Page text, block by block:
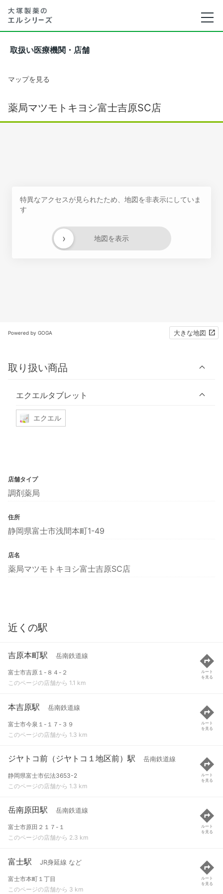
取扱い医療機関・店舗
マップを見る
薬局マツモトキヨシ富士吉原SC店
特異なアクセスが見られたため、地図を非表示にしていま
す
地図を表示
›
Powered by GOGA 大きな地図
取り扱い商品
エクエルタブレット
エクエル
店舗タイプ
調剤薬局
住所
静岡県富士市浅間本町1-49
店名
薬局マツモトキヨシ富士吉原SC店
近くの駅
吉原本町駅 岳南鉄道線
富士市吉原１-８４-２
このページの店舗から 1.1 km
ルート
を見る
本吉原駅 岳南鉄道線
富士市今泉１-１７-３９
このページの店舗から 1.3 km
ルート
を見る
ジヤトコ前（ジヤトコ１地区前）駅 岳南鉄道線
静岡県富士市伝法3653-2
このページの店舗から 1.3 km
ルート
を見る
岳南原田駅 岳南鉄道線
富士市原田２１７-１
このページの店舗から 2.3 km
ルート
を見る
富士駅 JR身延線 など
富士市本町１丁目
このページの店舗から 3 km
ルート
を見る